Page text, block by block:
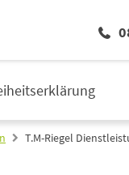
T.M-Riegel